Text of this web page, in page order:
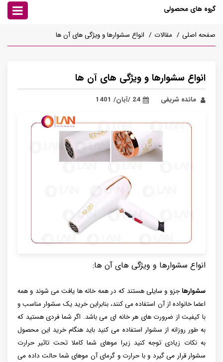
گروه های محصولی
صفحه اصلی مقالات انواع سشوارها و ویژگی های آن ها
انواع سشوارها و ویژگی های آن ها
مائده شریفی 24 /آبان/ 1401
انواع سشوارها و ویژگی های آن ها:
سشوارهاجزو و سایلی هستند که در همه خانه ها یافت می شوند و همه
اعضا خانواده از آن استفاده می کنند، بنابراین خرید یک سشوار مناسب و
با کیفیت از ضرورت های هر خانه ای می باشد. اگر شما فردی هستید که
به طور روزانه از سشوار استفاده می کنید باید هنگام خرید این محصول
به نکات زیادی توجه کنید زیرا موهای شما کاملا تحت تاثیر حرارت
سشوار قرار می گیرد و با حرارت و گرمای آن موهای شما حالت داده می